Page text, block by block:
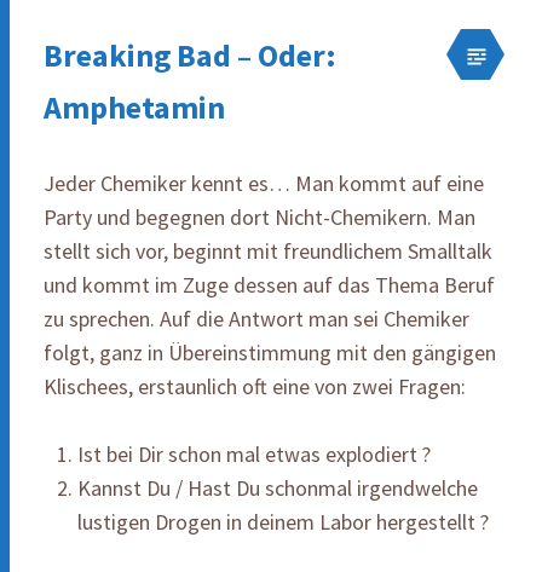
Breaking Bad – Oder:
Amphetamin
Jeder Chemiker kennt es… Man kommt auf eine
Party und begegnen dort Nicht-Chemikern. Man
stellt sich vor, beginnt mit freundlichem Smalltalk
und kommt im Zuge dessen auf das Thema Beruf
zu sprechen. Auf die Antwort man sei Chemiker
folgt, ganz in Übereinstimmung mit den gängigen
Klischees, erstaunlich oft eine von zwei Fragen:
Ist bei Dir schon mal etwas explodiert ?
Kannst Du / Hast Du schonmal irgendwelche
lustigen Drogen in deinem Labor hergestellt ?